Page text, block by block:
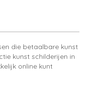
die betaalbare kunst
kunst schilderijen in
online kunt